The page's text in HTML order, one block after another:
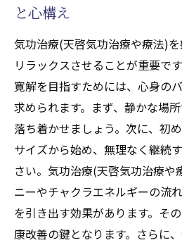
と心構え
気功治療(天啓気功治療や療法)
リラックスさせることが重要で
寛解を目指すためには、心身の
求められます。まず、静かな場
落ち着かせましょう。次に、初
サイズから始め、無理なく継続
さい。気功治療(天啓気功治療や
ニーやチャクラエネルギーの流
を引き出す効果があります。そ
康改善の鍵となります。さらに